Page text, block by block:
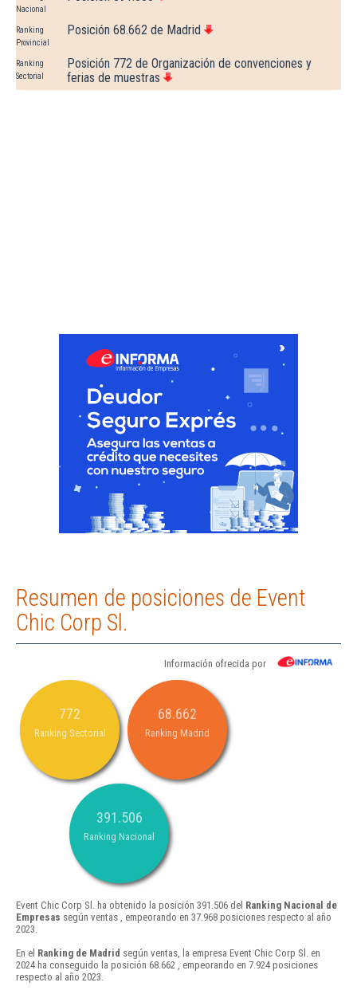
Nacional
Ranking
Provincial
Posición 68.662 de Madrid
Ranking
Sectorial
Posición 772 de Organización de convenciones y
ferias de muestras
Resumen de posiciones de Event
Chic Corp Sl.
Información ofrecida por
772
Ranking Sectorial
68.662
Ranking Madrid
391.506
Ranking Nacional
Event Chic Corp Sl. ha obtenido la posición 391.506 del Ranking Nacional de
Empresas según ventas , empeorando en 37.968 posiciones respecto al año
2023.
En el Ranking de Madrid según ventas, la empresa Event Chic Corp Sl. en
2024 ha conseguido la posición 68.662 , empeorando en 7.924 posiciones
respecto al año 2023.